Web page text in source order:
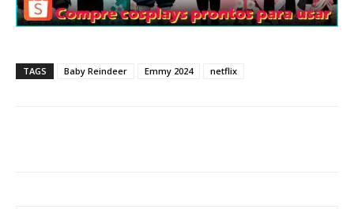
TAGS Baby Reindeer Emmy 2024 netflix